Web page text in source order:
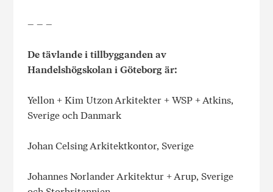
– – –
De tävlande i tillbygganden av
Handelshögskolan i Göteborg är:
Yellon + Kim Utzon Arkitekter + WSP + Atkins,
Sverige och Danmark
Johan Celsing Arkitektkontor, Sverige
Johannes Norlander Arkitektur + Arup, Sverige